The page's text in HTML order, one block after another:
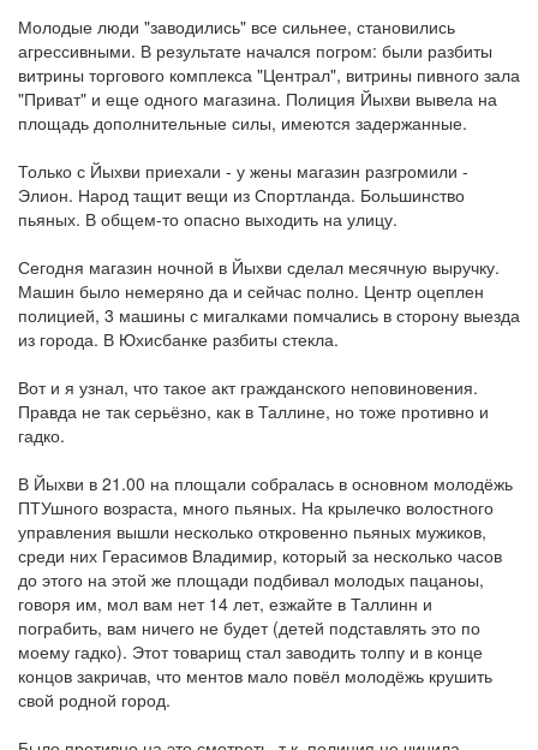
Молодые люди "заводились" все сильнее, становились
агрессивными. В результате начался погром: были разбиты
витрины торгового комплекса "Централ", витрины пивного зала
"Приват" и еще одного магазина. Полиция Йыхви вывела на
площадь дополнительные силы, имеются задержанные.
Только с Йыхви приехали - у жены магазин разгромили -
Элион. Народ тащит вещи из Спортланда. Большинство
пьяных. В общем-то опасно выходить на улицу.
Сегодня магазин ночной в Йыхви сделал месячную выручку.
Машин было немеряно да и сейчас полно. Центр оцеплен
полицией, 3 машины с мигалками помчались в сторону выезда
из города. В Юхисбанке разбиты стекла.
Вот и я узнал, что такое акт гражданского неповиновения.
Правда не так серьёзно, как в Таллине, но тоже противно и
гадко.
В Йыхви в 21.00 на площали собралась в основном молодёжь
ПТУшного возраста, много пьяных. На крылечко волостного
управления вышли несколько откровенно пьяных мужиков,
среди них Герасимов Владимир, который за несколько часов
до этого на этой же площади подбивал молодых пацаноы,
говоря им, мол вам нет 14 лет, езжайте в Таллинн и
пограбить, вам ничего не будет (детей подставлять это по
моему гадко). Этот товарищ стал заводить толпу и в конце
концов закричав, что ментов мало повёл молодёжь крушить
свой родной город.